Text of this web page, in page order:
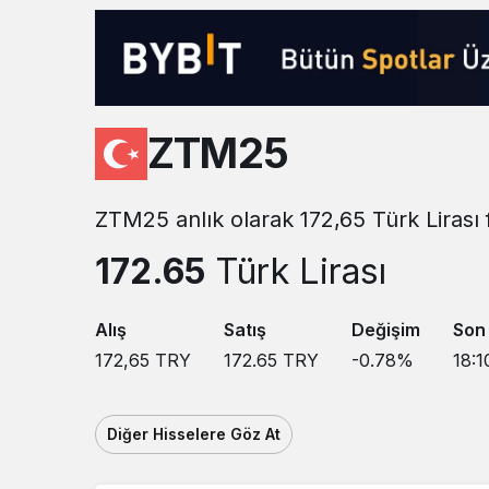
ZTM25
ZTM25 anlık olarak 172,65 Türk
172.65 Türk Lirası
Alış
172,65 TRY
Satış
172.65 TRY
Değişim
-0.78%
Diğer Hisselere Göz At